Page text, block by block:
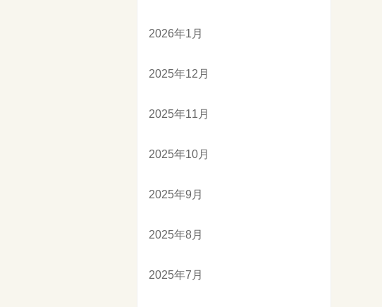
2026年1月
2025年12月
2025年11月
2025年10月
2025年9月
2025年8月
2025年7月